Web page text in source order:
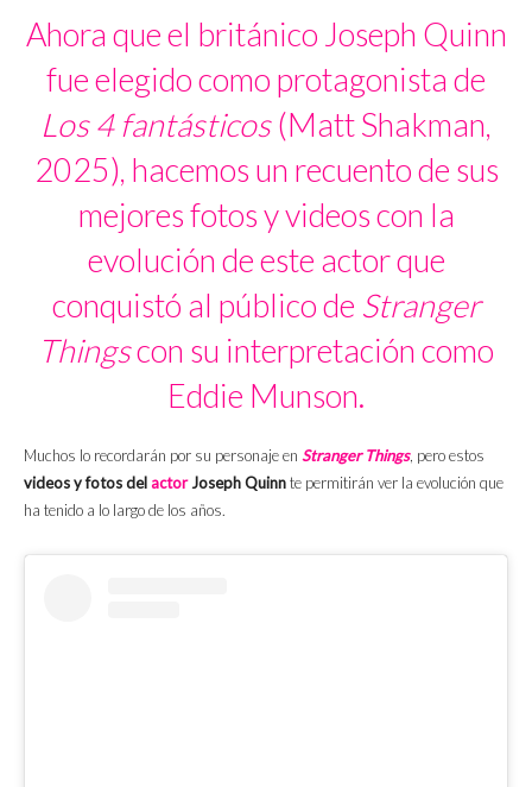
Ahora que el británico Joseph Quinn
fue elegido como protagonista de
Los 4 fantásticos(Matt Shakman,
2025), hacemos un recuento de sus
mejores fotos y videos con la
evolución de este actor que
conquistó al público de Stranger
Thingscon su interpretación como
Eddie Munson.
Muchos lo recordarán por su personaje en Stranger Things, pero estos
videos y fotos del actorJoseph Quinnte permitirán ver la evolución que
ha tenido a lo largo de los años.